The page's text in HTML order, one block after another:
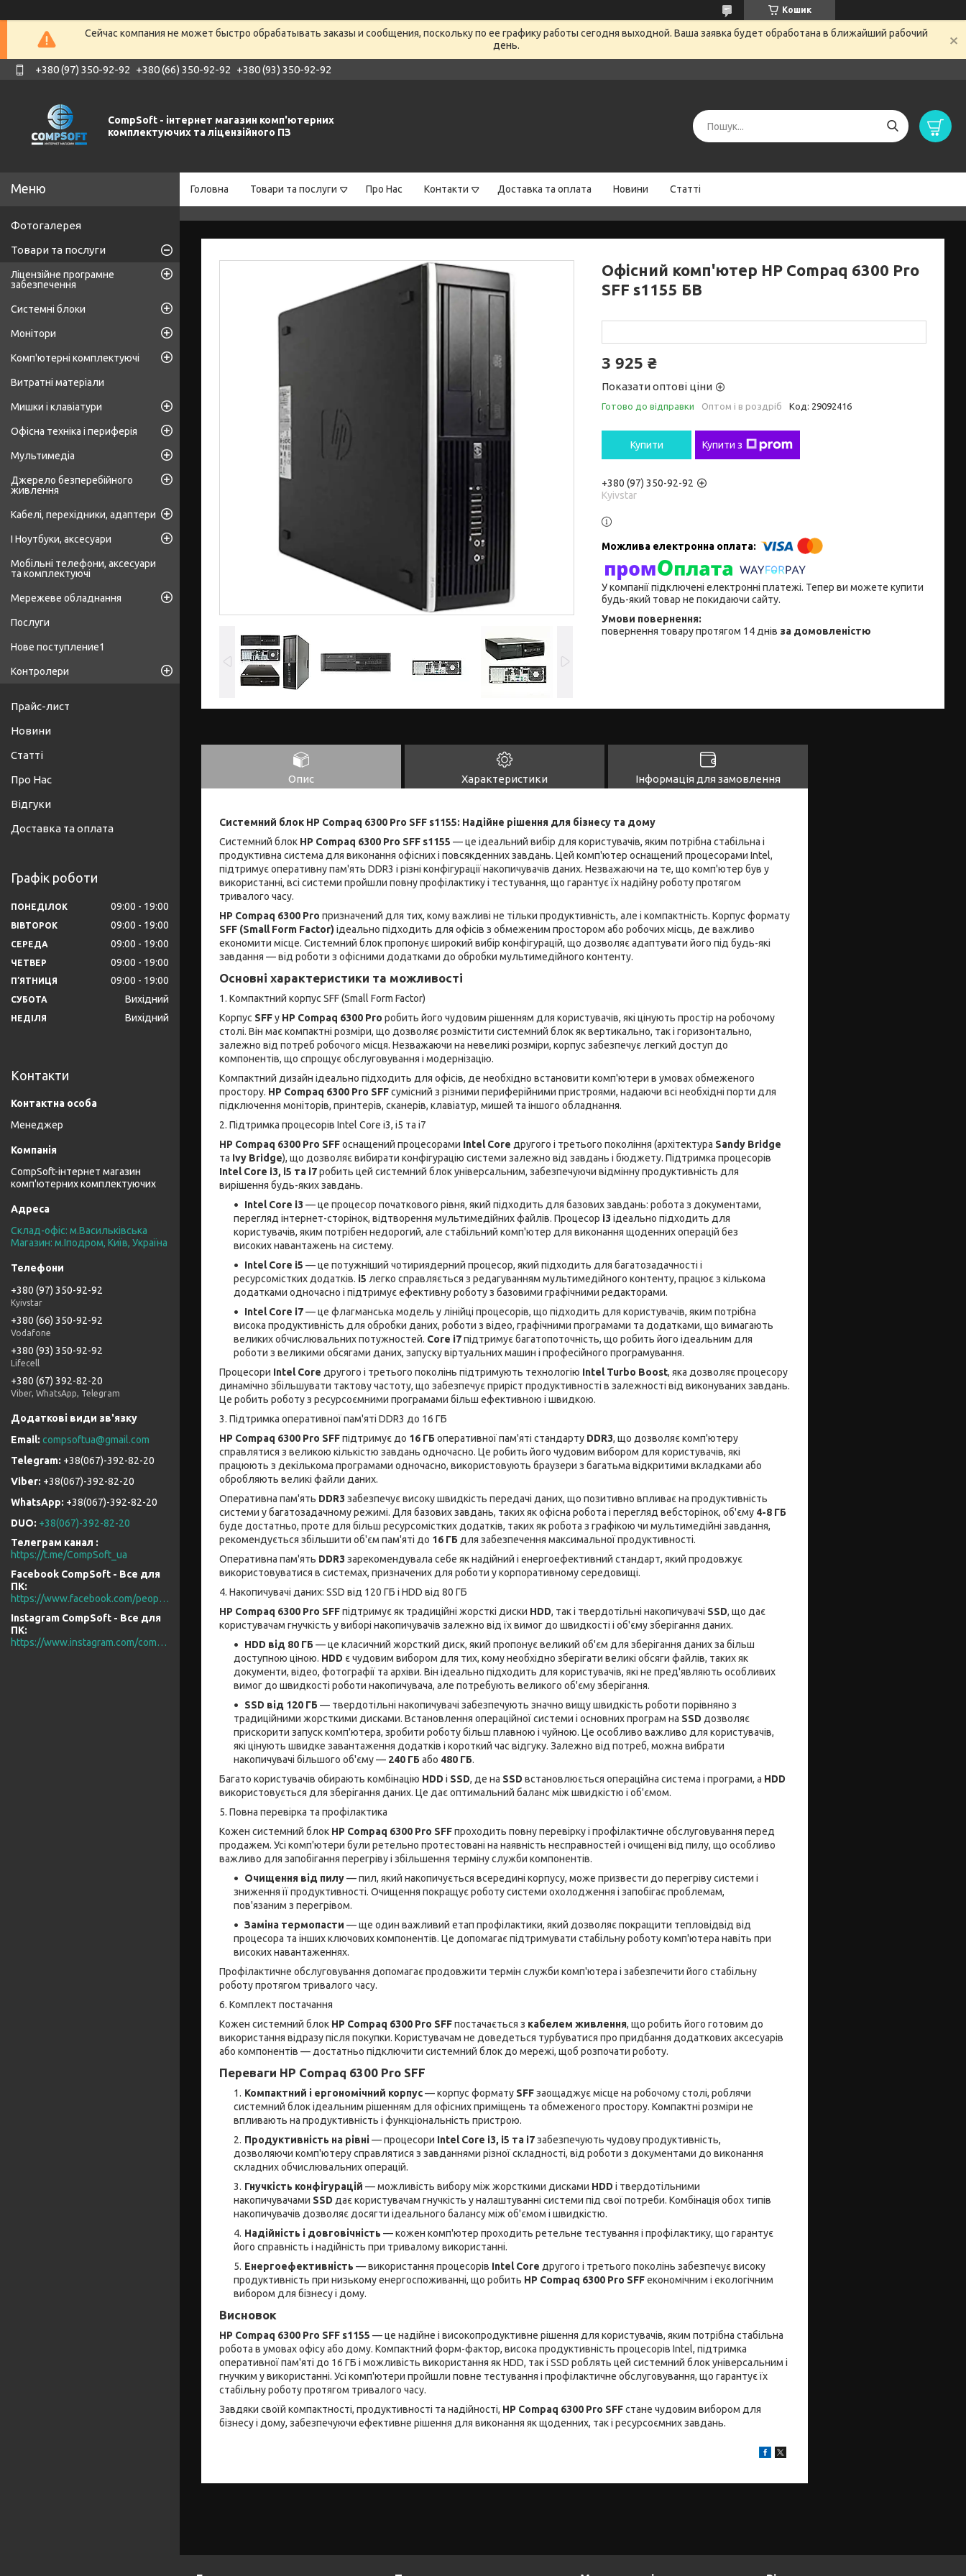
Кошик
Сейчас компания не может быстро обрабатывать заказы и сообщения, поскольку по ее графику работы сегодня выходной. Ваша заявка будет обработана в ближайший рабочий
день.
+380 (97) 350-92-92 +380 (66) 350-92-92 +380 (93) 350-92-92
CompSoft - інтернет магазин комп'ютерних
комплектуючих та ліцензійного ПЗ
Головна Товари та послуги Про Нас Контакти Доставка та оплата Новини Статті
Офісний комп'ютер HP Compaq 6300 Pro
SFF s1155 БВ
3 925 ₴
Показати оптові ціни
Готово до відправки Оптом і в роздріб Код: 29092416
Купити Купити з
+380 (97) 350-92-92
Kyivstar
У компанії підключені електронні платежі. Тепер ви можете купити
будь-який товар не покидаючи сайту.
повернення товару протягом 14 днів за домовленістю
Опис Характеристики Інформація для замовлення
Системний блок HP Compaq 6300 Pro SFF s1155: Надійне рішення для бізнесу та дому
Системний блок HP Compaq 6300 Pro SFF s1155 — це ідеальний вибір для користувачів, яким потрібна стабільна і
продуктивна система для виконання офісних і повсякденних завдань. Цей комп'ютер оснащений процесорами Intel,
підтримує оперативну пам'ять DDR3 і різні конфігурації накопичувачів даних. Незважаючи на те, що комп'ютер був у
використанні, всі системи пройшли повну профілактику і тестування, що гарантує їх надійну роботу протягом
тривалого часу.
HP Compaq 6300 Pro призначений для тих, кому важливі не тільки продуктивність, але і компактність. Корпус формату
SFF (Small Form Factor) ідеально підходить для офісів з обмеженим простором або робочих місць, де важливо
економити місце. Системний блок пропонує широкий вибір конфігурацій, що дозволяє адаптувати його під будь-які
завдання — від роботи з офісними додатками до обробки мультимедійного контенту.
Основні характеристики та можливості
1. Компактний корпус SFF (Small Form Factor)
Корпус SFFу HP Compaq 6300 Pro робить його чудовим рішенням для користувачів, які цінують простір на робочому
столі. Він має компактні розміри, що дозволяє розмістити системний блок як вертикально, так і горизонтально,
залежно від потреб робочого місця. Незважаючи на невеликі розміри, корпус забезпечує легкий доступ до
компонентів, що спрощує обслуговування і модернізацію.
Компактний дизайн ідеально підходить для офісів, де необхідно встановити комп'ютери в умовах обмеженого
простору. HP Compaq 6300 Pro SFFсумісний з різними периферійними пристроями, надаючи всі необхідні порти для
підключення моніторів, принтерів, сканерів, клавіатур, мишей та іншого обладнання.
2. Підтримка процесорів Intel Core i3, i5 та i7
HP Compaq 6300 Pro SFFоснащений процесорами Intel Core другого і третього покоління (архітектура Sandy Bridge
та Ivy Bridge), що дозволяє вибирати конфігурацію системи залежно від завдань і бюджету. Підтримка процесорів
Intel Core i3, i5 та i7робить цей системний блок універсальним, забезпечуючи відмінну продуктивність для
вирішення будь-яких завдань.
Intel Core i3 — це процесор початкового рівня, який підходить для базових завдань: робота з документами,
перегляд інтернет-сторінок, відтворення мультимедійних файлів. Процесор i3 ідеально підходить для
користувачів, яким потрібен недорогий, але стабільний комп'ютер для виконання щоденних операцій без
високих навантажень на систему.
Intel Core i5 — це потужніший чотириядерний процесор, який підходить для багатозадачності і
ресурсомістких додатків. i5 легко справляється з редагуванням мультимедійного контенту, працює з кількома
додатками одночасно і підтримує ефективну роботу з базовими графічними редакторами.
Intel Core i7— це флагманська модель у лінійці процесорів, що підходить для користувачів, яким потрібна
висока продуктивність для обробки даних, роботи з відео, графічними програмами та додатками, що вимагають
великих обчислювальних потужностей. Core i7підтримує багатопоточність, що робить його ідеальним для
роботи з великими обсягами даних, запуску віртуальних машин і професійного програмування.
Процесори Intel Core другого і третього поколінь підтримують технологію Intel Turbo Boost, яка дозволяє процесору
динамічно збільшувати тактову частоту, що забезпечує приріст продуктивності в залежності від виконуваних завдань.
Це робить роботу з ресурсоємними програмами більш ефективною і швидкою.
3. Підтримка оперативної пам'яті DDR3 до 16 ГБ
HP Compaq 6300 Pro SFFпідтримує до 16 ГБ оперативної пам'яті стандарту DDR3, що дозволяє комп'ютеру
справлятися з великою кількістю завдань одночасно. Це робить його чудовим вибором для користувачів, які
працюють з декількома програмами одночасно, використовують браузери з багатьма відкритими вкладками або
обробляють великі файли даних.
Оперативна пам'ять DDR3 забезпечує високу швидкість передачі даних, що позитивно впливає на продуктивність
системи у багатозадачному режимі. Для базових завдань, таких як офісна робота і перегляд вебсторінок, об'єму 4-8 ГБ
буде достатньо, проте для більш ресурсомістких додатків, таких як робота з графікою чи мультимедійні завдання,
рекомендується збільшити об'єм пам'яті до 16 ГБ для забезпечення максимальної продуктивності.
Оперативна пам'ять DDR3 зарекомендувала себе як надійний і енергоефективний стандарт, який продовжує
використовуватися в системах, призначених для роботи у корпоративному середовищі.
4. Накопичувачі даних: SSD від 120 ГБ і HDD від 80 ГБ
HP Compaq 6300 Pro SFFпідтримує як традиційні жорсткі диски HDD, так і твердотільні накопичувачі SSD, що дає
користувачам гнучкість у виборі накопичувачів залежно від їх вимог до швидкості і об'єму зберігання даних.
HDD від 80 ГБ — це класичний жорсткий диск, який пропонує великий об'єм для зберігання даних за більш
доступною ціною. HDD є чудовим вибором для тих, кому необхідно зберігати великі обсяги файлів, таких як
документи, відео, фотографії та архіви. Він ідеально підходить для користувачів, які не пред'являють особливих
вимог до швидкості роботи накопичувача, але потребують великого об'єму зберігання.
SSD від 120 ГБ — твердотільні накопичувачі забезпечують значно вищу швидкість роботи порівняно з
традиційними жорсткими дисками. Встановлення операційної системи і основних програм на SSD дозволяє
прискорити запуск комп'ютера, зробити роботу більш плавною і чуйною. Це особливо важливо для користувачів,
які цінують швидке завантаження додатків і короткий час відгуку. Залежно від потреб, можна вибрати
накопичувачі більшого об'єму — 240 ГБ або 480 ГБ.
Багато користувачів обирають комбінацію HDD і SSD, де на SSD встановлюється операційна система і програми, а HDD
використовується для зберігання даних. Це дає оптимальний баланс між швидкістю і об'ємом.
5. Повна перевірка та профілактика
Кожен системний блок HP Compaq 6300 Pro SFFпроходить повну перевірку і профілактичне обслуговування перед
продажем. Усі комп'ютери були ретельно протестовані на наявність несправностей і очищені від пилу, що особливо
важливо для запобігання перегріву і збільшення терміну служби компонентів.
Очищення від пилу— пил, який накопичується всередині корпусу, може призвести до перегріву системи і
зниження її продуктивності. Очищення покращує роботу системи охолодження і запобігає проблемам,
пов'язаним з перегрівом.
Заміна термопасти — ще один важливий етап профілактики, який дозволяє покращити тепловідвід від
процесора та інших ключових компонентів. Це допомагає підтримувати стабільну роботу комп'ютера навіть при
високих навантаженнях.
Профілактичне обслуговування допомагає продовжити термін служби комп'ютера і забезпечити його стабільну
роботу протягом тривалого часу.
6. Комплект постачання
Кожен системний блок HP Compaq 6300 Pro SFFпостачається з кабелем живлення, що робить його готовим до
використання відразу після покупки. Користувачам не доведеться турбуватися про придбання додаткових аксесуарів
або компонентів — достатньо підключити системний блок до мережі, щоб розпочати роботу.
Переваги HP Compaq 6300 Pro SFF
Компактний і ергономічний корпус— корпус формату SFFзаощаджує місце на робочому столі, роблячи
системний блок ідеальним рішенням для офісних приміщень та обмеженого простору. Компактні розміри не
впливають на продуктивність і функціональність пристрою.
Продуктивність на рівні— процесори Intel Core i3, i5 та i7забезпечують чудову продуктивність,
дозволяючи комп'ютеру справлятися з завданнями різної складності, від роботи з документами до виконання
складних обчислювальних операцій.
Гнучкість конфігурацій — можливість вибору між жорсткими дисками HDD і твердотільними
накопичувачами SSD дає користувачам гнучкість у налаштуванні системи під свої потреби. Комбінація обох типів
накопичувачів дозволяє досягти ідеального балансу між об'ємом і швидкістю.
Надійність і довговічність — кожен комп'ютер проходить ретельне тестування і профілактику, що гарантує
його справність і надійність при тривалому використанні.
Енергоефективність — використання процесорів Intel Core другого і третього поколінь забезпечує високу
продуктивність при низькому енергоспоживанні, що робить HP Compaq 6300 Pro SFFекономічним і екологічним
вибором для бізнесу і дому.
Висновок
HP Compaq 6300 Pro SFF s1155 — це надійне і високопродуктивне рішення для користувачів, яким потрібна стабільна
робота в умовах офісу або дому. Компактний форм-фактор, висока продуктивність процесорів Intel, підтримка
оперативної пам'яті до 16 ГБ і можливість використання як HDD, так і SSD роблять цей системний блок універсальним і
гнучким у використанні. Усі комп'ютери пройшли повне тестування і профілактичне обслуговування, що гарантує їх
стабільну роботу протягом тривалого часу.
Завдяки своїй компактності, продуктивності та надійності, HP Compaq 6300 Pro SFFстане чудовим вибором для
бізнесу і дому, забезпечуючи ефективне рішення для виконання як щоденних, так і ресурсоємних завдань.
Фотогалерея
Товари та послуги
Ліцензійне програмне
забезпечення
Системні блоки
Монітори
Комп'ютерні комплектуючі
Витратні матеріали
Мишки і клавіатури
Офісна техніка і периферія
Мультимедіа
Джерело безперебійного
живлення
Кабелі, перехідники, адаптери
І Ноутбуки, аксесуари
Мобільні телефони, аксесуари
та комплектуючі
Мережеве обладнання
Послуги
Нове поступление1
Контролери
Прайс-лист
Новини
Статті
Про Нас
Відгуки
Доставка та оплата
Графік роботи
ПОНЕДІЛОК 09:00 19:00
ВІВТОРОК 09:00 19:00
СЕРЕДА 09:00 19:00
ЧЕТВЕР 09:00 19:00
ПʼЯТНИЦЯ 09:00 19:00
СУБОТА Вихідний
НЕДІЛЯ Вихідний
Контакти
Менеджер
CompSoft-інтернет магазин
комп'ютерних комплектуючих
Склад-офіс: м.Васильківська
Магазин: м.Іподром, Київ, Україна
+380 (97) 350-92-92
Kyivstar
+380 (66) 350-92-92
Vodafone
+380 (93) 350-92-92
Lifecell
+380 (67) 392-82-20
Viber, WhatsApp, Telegram
compsoftua@gmail.com
+38(067)-392-82-20
+38(067)-392-82-20
+38(067)-392-82-20
DUO +38(067)-392-82-20
Телеграм канал
https://t.me/CompSoft_ua
Facebook CompSoft - Все для
ПК
https://www.facebook.com/people/CompSoft-Все-для-ПК/61573976796581/
Instagram CompSoft - Все для
ПК
https://www.instagram.com/compsoft.ua/